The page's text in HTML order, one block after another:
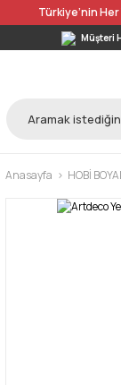
Türkiye’nin
Müşteri
Anasayfa HOBİ